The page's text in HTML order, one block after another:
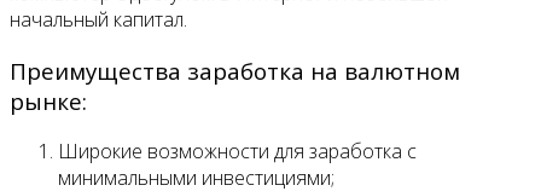
начальный капитал.
Преимущества заработка на валютном
рынке:
Широкие возможности для заработка с
минимальными инвестициями;